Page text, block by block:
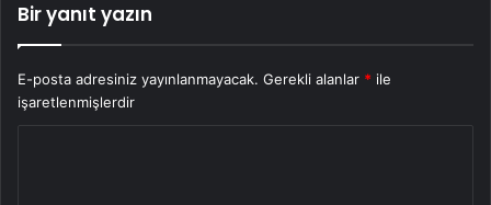
Bir yanıt yazın
E-posta adresiniz yayınlanmayacak. Gerekli alanlar * ile
işaretlenmişlerdir